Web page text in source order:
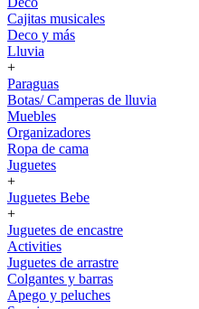
Cajitas musicales
Deco y más
Lluvia
+
Paraguas
Botas/ Camperas de lluvia
Muebles
Organizadores
Ropa de cama
Juguetes
+
Juguetes Bebe
+
Juguetes de encastre
Activities
Juguetes de arrastre
Colgantes y barras
Apego y peluches